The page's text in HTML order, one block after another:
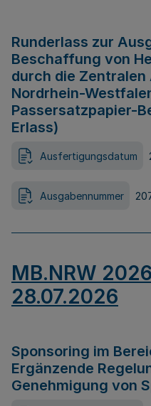
Runderlass zur
Beschaffung von
durch die
Nordrhein-
Passersatzpapier-
Erlass)
Ausfertigungsdatum
Ausgabennummer
MB.NRW
28.07.2026
Sponsoring im
Ergänzende
Genehmigung von